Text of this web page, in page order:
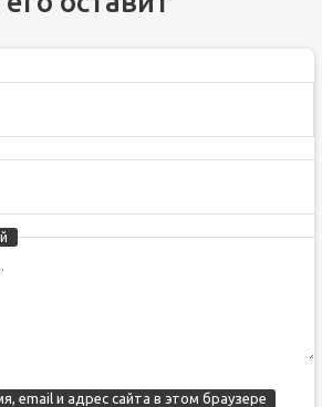
email и адрес сайта в этом браузере